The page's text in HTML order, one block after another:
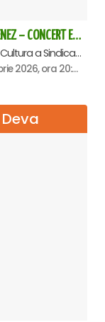
REGAL VIENEZ – CONCERT EXTRAORDINAR DE CRACIUN - Oradea
Casa de Cultura a Sindicatelor , Oradea
5 decembrie 2026, ora 20:00
Deva